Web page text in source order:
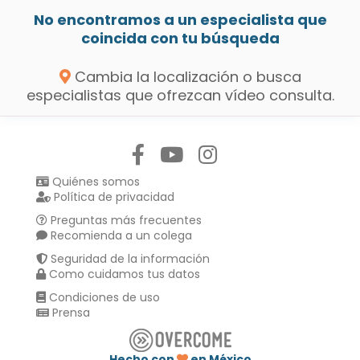
No encontramos a un especialista que
coincida con tu búsqueda
Cambia la localización o busca
especialistas que ofrezcan vídeo consulta.
Quiénes somos
Política de privacidad
Preguntas más frecuentes
Recomienda a un colega
Seguridad de la información
Como cuidamos tus datos
Condiciones de uso
Prensa